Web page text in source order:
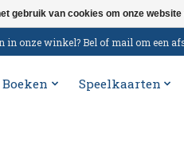
onze winkel? Bel of mail om een
Boeken Speelkaarten
gebruik van cookies om onze